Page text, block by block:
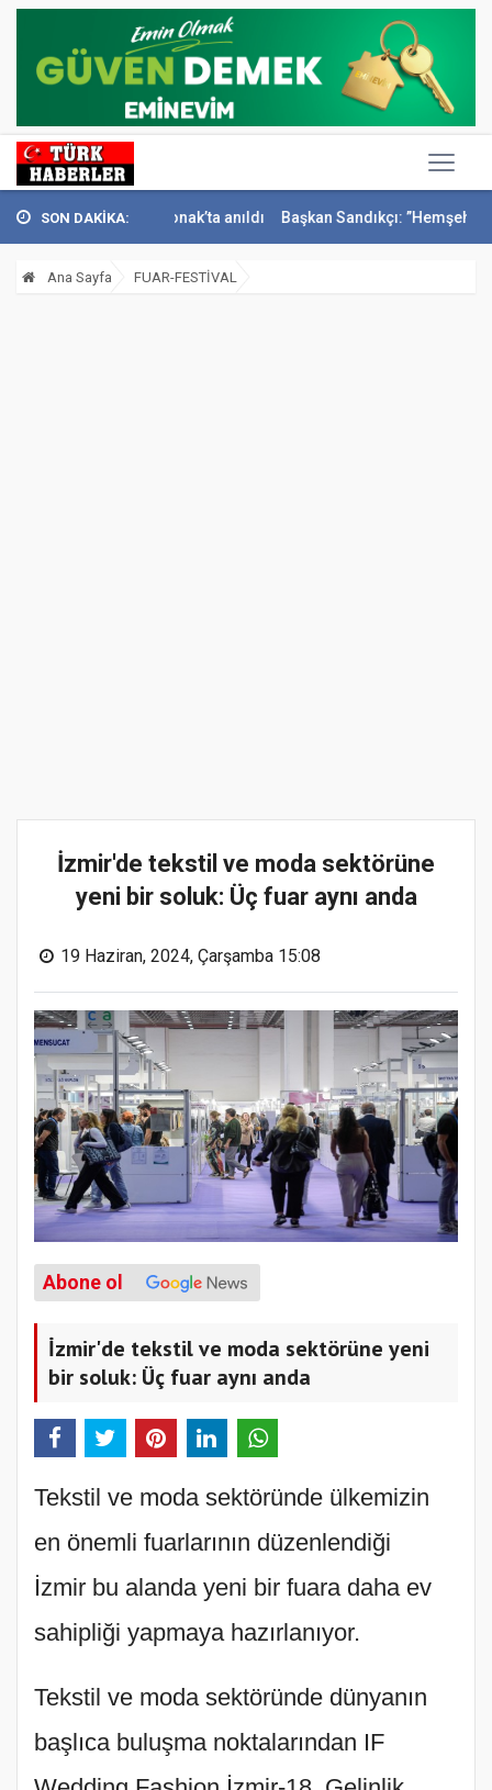
SON DAKİKA:
İsmail Sivri Konak’ta anıldı Başkan Sandıkçı: ”Hemşehrilerimizle
Ana Sayfa FUAR-FESTİVAL
İzmir'de tekstil ve moda sektörüne
yeni bir soluk: Üç fuar aynı anda
19 Haziran, 2024, Çarşamba 15:08
Abone ol
İzmir'de tekstil ve moda sektörüne yeni
bir soluk: Üç fuar aynı anda
Tekstil ve moda sektöründe ülkemizin
en önemli fuarlarının düzenlendiği
İzmir bu alanda yeni bir fuara daha ev
sahipliği yapmaya hazırlanıyor.
Tekstil ve moda sektöründe dünyanın
başlıca buluşma noktalarından IF